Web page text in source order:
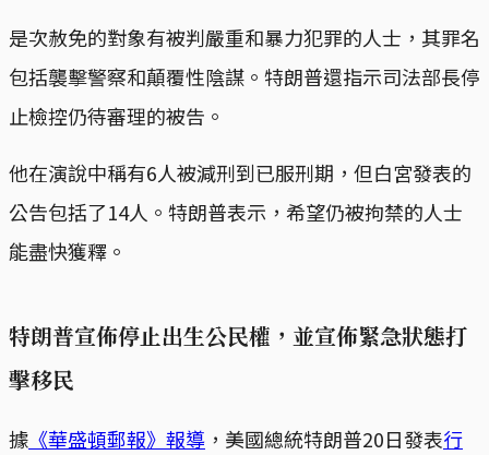
是次赦免的對象有被判嚴重和暴力犯罪的人士，其罪名
包括襲擊警察和顛覆性陰謀。特朗普還指示司法部長停
止檢控仍待審理的被告。
他在演說中稱有6人被減刑到已服刑期，但白宮發表的
公告包括了14人。特朗普表示，希望仍被拘禁的人士
能盡快獲釋。
特朗普宣佈停止出生公民權，並宣佈緊急狀態打
擊移民
據 《華盛頓郵報》報導 ，美國總統特朗普20日發表行